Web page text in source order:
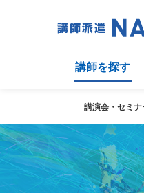
講師を探す
講演会・セミ